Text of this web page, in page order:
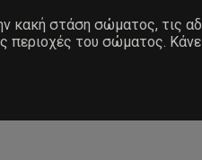
κακή στάση σώματος,
περιοχές του σώματος.